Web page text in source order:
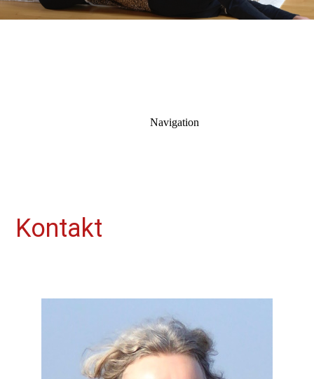
Navigation
Kontakt